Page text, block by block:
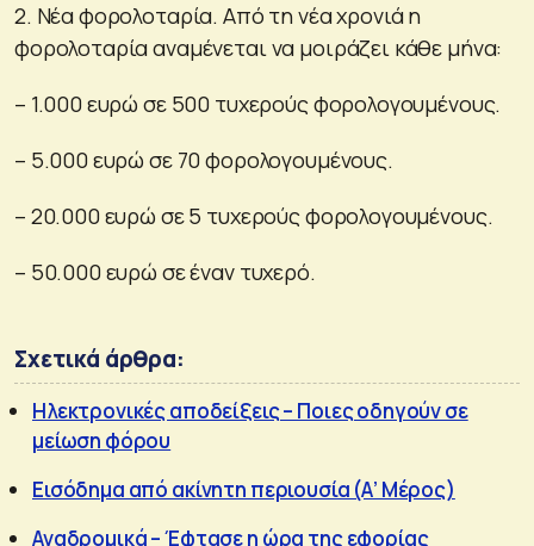
2. Νέα φορολοταρία. Από τη νέα χρονιά η
φορολοταρία αναμένεται να μοιράζει κάθε μήνα:
– 1.000 ευρώ σε 500 τυχερούς φορολογουμένους.
– 5.000 ευρώ σε 70 φορολογουμένους.
– 20.000 ευρώ σε 5 τυχερούς φορολογουμένους.
– 50.000 ευρώ σε έναν τυχερό.
Σχετικά άρθρα:
Ηλεκτρονικές αποδείξεις – Ποιες οδηγούν σε
μείωση φόρου
Εισόδημα από ακίνητη περιουσία (Α’ Μέρος)
Αναδρομικά – Έφτασε η ώρα της εφορίας